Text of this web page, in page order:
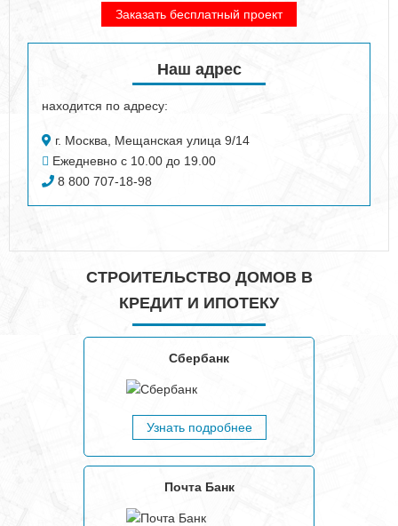
Заказать бесплатный проект
Наш адрес
находится по адресу:
г. Москва, Мещанская улица 9/14
Ежедневно с 10.00 до 19.00
8 800 707-18-98
СТРОИТЕЛЬСТВО ДОМОВ В
КРЕДИТ И ИПОТЕКУ
Сбербанк
Узнать подробнее
Почта Банк